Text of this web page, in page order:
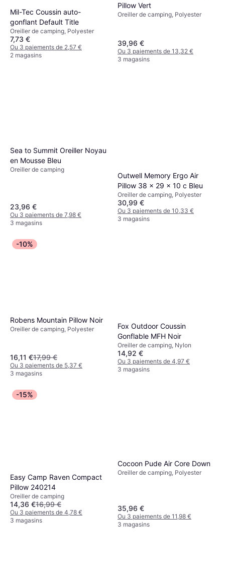
Mil-Tec Coussin auto-
gonflant Default Title
Oreiller de camping, Polyester
7,73 €
Ou 3 paiements de 2,57 €
2 magasins
Pillow Vert
Oreiller de camping, Polyester
39,96 €
Ou 3 paiements de 13,32 €
3 magasins
Sea to Summit Oreiller Noyau
en Mousse Bleu
Oreiller de camping
23,96 €
Ou 3 paiements de 7,98 €
3 magasins
Outwell Memory Ergo Air
Pillow 38 x 29 x 10 c Bleu
Oreiller de camping, Polyester
30,99 €
Ou 3 paiements de 10,33 €
3 magasins
-10%
Robens Mountain Pillow Noir
Oreiller de camping, Polyester
16,11 €17,99 €
Ou 3 paiements de 5,37 €
3 magasins
Fox Outdoor Coussin
Gonflable MFH Noir
Oreiller de camping, Nylon
14,92 €
Ou 3 paiements de 4,97 €
3 magasins
-15%
Easy Camp Raven Compact
Pillow 240214
Oreiller de camping
14,36 €16,99 €
Ou 3 paiements de 4,78 €
3 magasins
Cocoon Pude Air Core Down
Oreiller de camping, Polyester
35,96 €
Ou 3 paiements de 11,98 €
3 magasins